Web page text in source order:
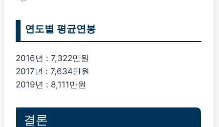
연도별 평균연봉
2016년 : 7,322만원
2017년 : 7,634만원
2019년 : 8,111만원
결론